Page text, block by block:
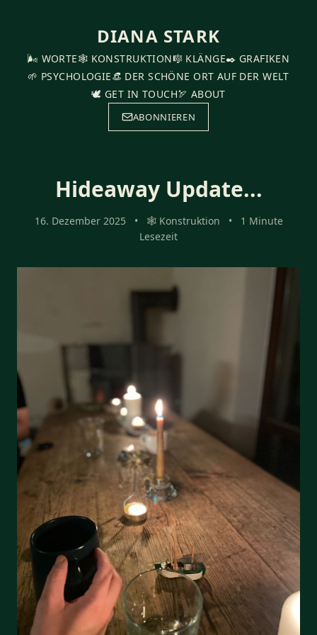
DIANA STARK
🌬️ WORTE🕸️ KONSTRUKTION🎼 KLÄNGE✒️ GRAFIKEN
🌱 PSYCHOLOGIE👒 DER SCHÖNE ORT AUF DER WELT
🕊️ GET IN TOUCH🏹 ABOUT
ABONNIEREN
Hideaway Update...
16. Dezember 2025 • 🕸️ Konstruktion •
1 Minute
Lesezeit